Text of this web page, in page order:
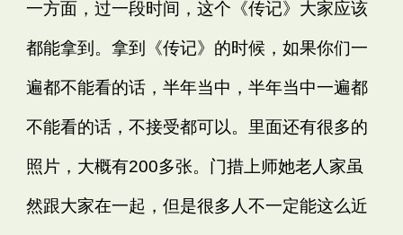
一方面，过一段时间，这个《传记》大家应该
都能拿到。拿到《传记》的时候，如果你们一
遍都不能看的话，半年当中，半年当中一遍都
不能看的话，不接受都可以。里面还有很多的
照片，大概有200多张。门措上师她老人家虽
然跟大家在一起，但是很多人不一定能这么近